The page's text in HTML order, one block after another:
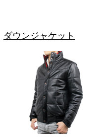
ダウンジャケット